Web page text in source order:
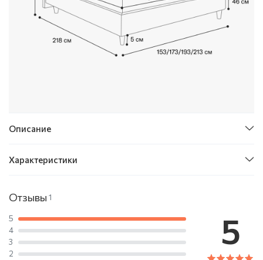
Описание
Характеристики
Отзывы 1
5
4
3
2
5